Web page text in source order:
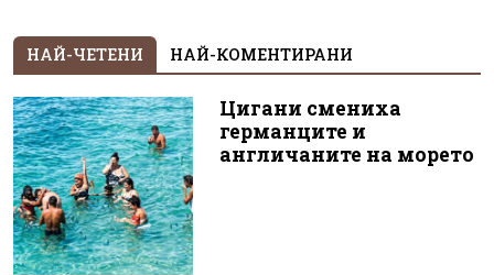
НАЙ-ЧЕТЕНИ НАЙ-КОМЕНТИРАНИ
Цигани смениха
германците и
англичаните на морето